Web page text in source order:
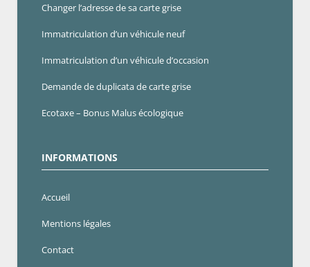
Changer l’adresse de sa carte grise
Immatriculation d’un véhicule neuf
Immatriculation d’un véhicule d’occasion
Demande de duplicata de carte grise
Ecotaxe – Bonus Malus écologique
INFORMATIONS
Accueil
Mentions légales
Contact